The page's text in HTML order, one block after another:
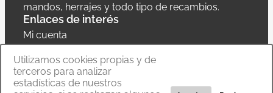
mandos, herrajes y todo tipo de recambios.
Enlaces de interés
Mi cuenta
Política de privacidad
Carrito
Utilizamos cookies propias y de
terceros para analizar
estadísticas de nuestros